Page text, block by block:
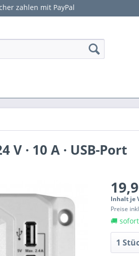
zahlen mit PayPal
· 10 A · USB-Port
Inhalt je
Preise
🚚